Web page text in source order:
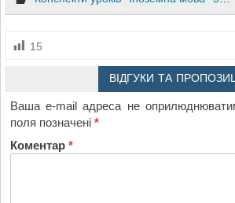
15
ВІДГУКИ ТА
Ваша e-mail адреса не
поля позначені*
Коментар*